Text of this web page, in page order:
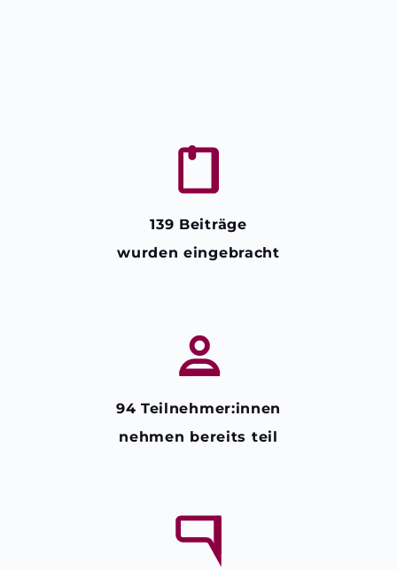
139 Beiträge
wurden eingebracht
94 Teilnehmer:innen
nehmen bereits teil